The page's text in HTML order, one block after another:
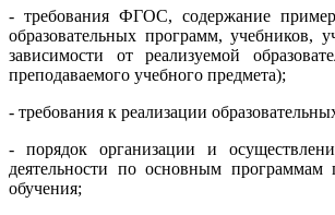
- требования ФГОС, содержание
образовательных программ, учебников,
зависимости от реализуемой
преподаваемого учебного предмета);
- требования к реализации
- порядок организации и
деятельности по основным программам
обучения;